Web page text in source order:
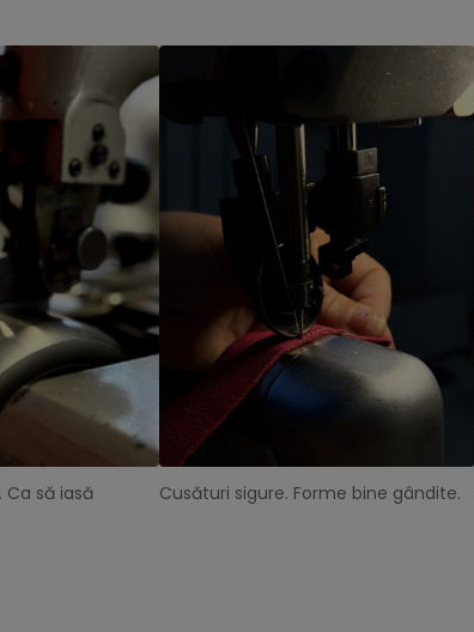
să iasă
Cusături sigure. Forme bine gândite.